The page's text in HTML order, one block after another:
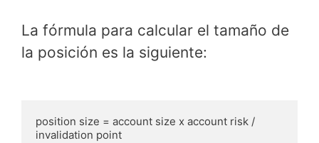
La fórmula para calcular el tamaño de
la posición es la siguiente:
position size = account size x account risk /
invalidation point